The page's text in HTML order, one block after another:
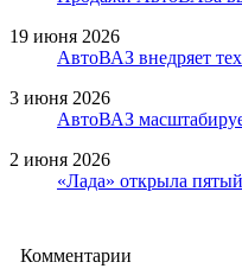
19 июня 2026
АвтоВАЗ внедряет
3 июня 2026
АвтоВАЗ
2 июня 2026
«Лада» открыла
Комментарии